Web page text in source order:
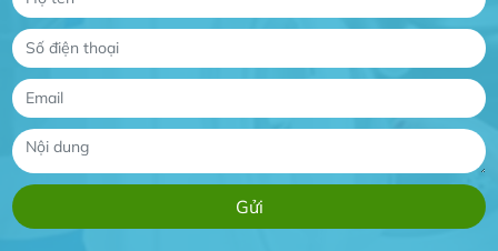
Gia Đình chúng tôi rất hài lòng dịch vụ tại
Dự án nhà phố đẹp lên nhờ đội thợ điện từ dịch
Dịch vụ MoTor